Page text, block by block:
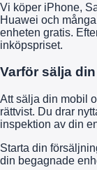
Vi köper iPhone,
Huawei och
enheten gratis.
inköpspriset.
Varför sälja
Att sälja din mobil
rättvist. Du drar
inspektion av din
Starta din
din begagnade